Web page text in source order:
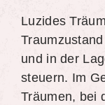
Luzides
und in der
steuern. Im
Träumen, bei